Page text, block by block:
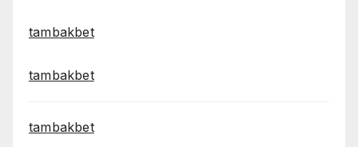
tambakbet
tambakbet
tambakbet